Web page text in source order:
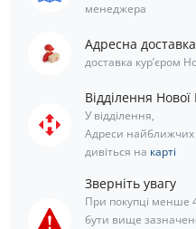
менеджера
Адресна доставка
доставка курʼєром
Відділення
У відділення,
Адреси найближчих
дивіться на карті
Зверніть увагу
При покупці менше
бути вище